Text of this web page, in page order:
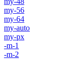
my-56
my-64
my-auto
my-px
-m-1
-m-2